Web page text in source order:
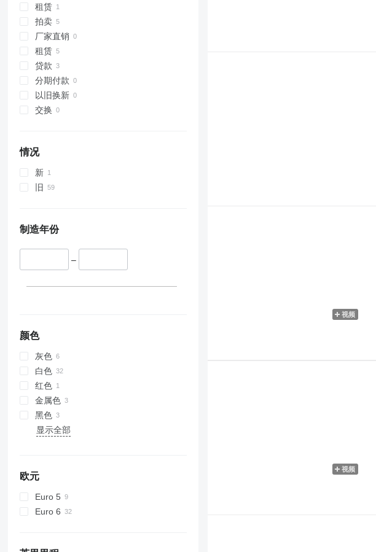
租赁
拍卖
厂家直销
租赁
贷款
分期付款
以旧换新
交换
情况
新
旧
制造年份
–
颜色
灰色
白色
红色
金属色
黑色
显示全部
欧元
Euro 5
Euro 6
视频
视频